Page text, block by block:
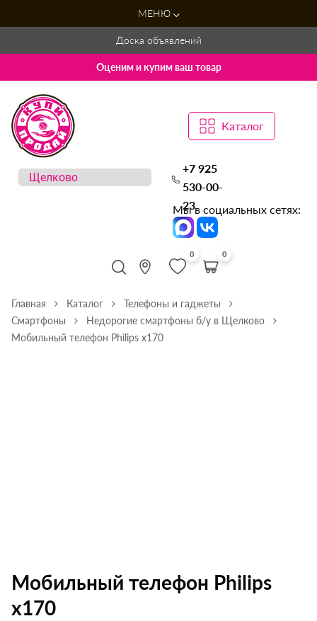
МЕНЮ
Доска объявлений
Оценим и купим ваш товар
Каталог
+7 925
530-00-
23
Мы в социальных сетях:
0 0
Главная Каталог
Телефоны и гаджеты
Смартфоны
Недорогие смартфоны б/у в Щелково
Мобильный телефон Philips х170
Мобильный телефон Philips
х170